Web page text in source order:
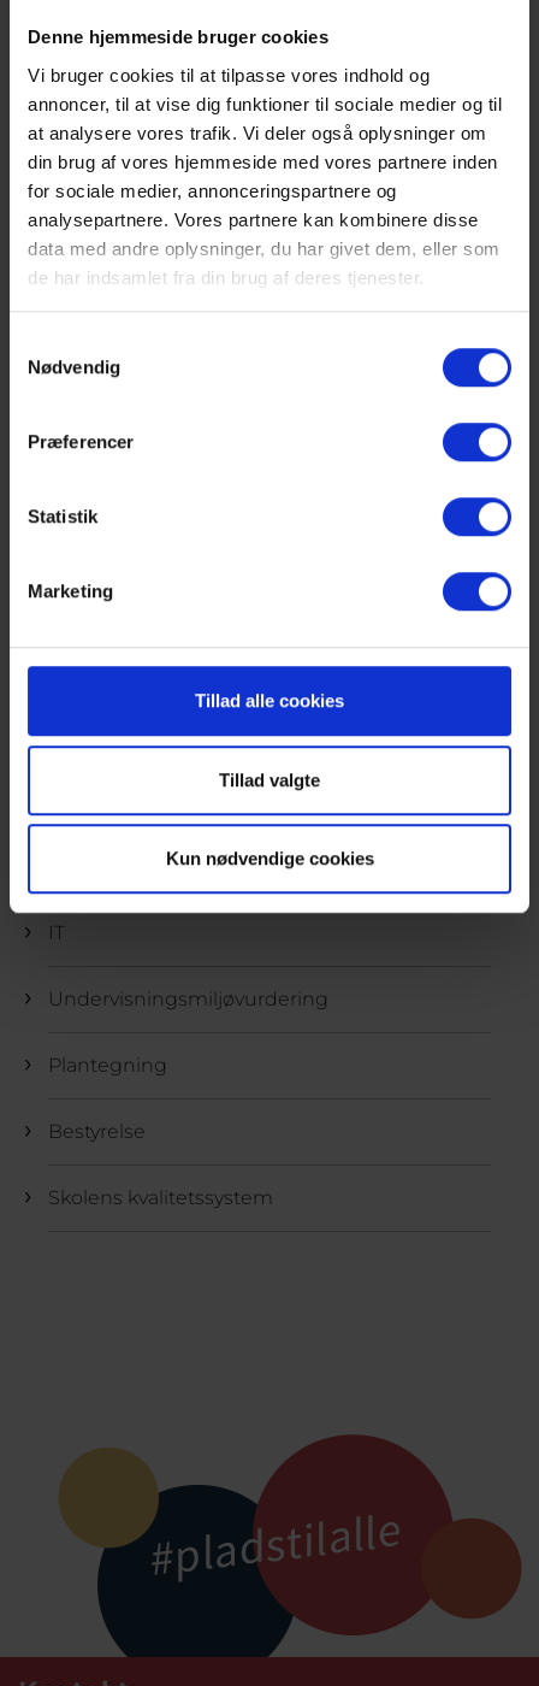
Denne hjemmeside bruger cookies
Vi bruger cookies til at tilpasse vores indhold og
annoncer, til at vise dig funktioner til sociale medier og til
at analysere vores trafik. Vi deler også oplysninger om
din brug af vores hjemmeside med vores partnere inden
for sociale medier, annonceringspartnere og
analysepartnere. Vores partnere kan kombinere disse
data med andre oplysninger, du har givet dem, eller som
de har indsamlet fra din brug af deres tjenester.
Nødvendig
Præferencer
Statistik
Marketing
Tillad alle cookies
Tillad valgte
Kun nødvendige cookies
aktiviteter, så som fester, foredrag, musical,
morgensamlinger, idrætsturneringer, ekskursioner
m.m. Mange af aktiviteterne planlægges af både
elever og lærere. For eksempel har eleverne stor
indflydelse på musical og temadage, ligesom der
er elevrepræsentanter i Skoleudvalget og
Pædagogisk Råd. Disse aktiviteter, hvor eleverne
deltager på kryds og tværs af klasserne og
sammen med lærerne, er med til at skabe
sammenhold og nærvær – udgangspunktet for et
godt studiemiljø!
OM GYMNASIET
Studiemiljø
Information til forældre
Skolens vision
IT
Undervisningsmiljøvurdering
Plantegning
Bestyrelse
Skolens kvalitetssystem